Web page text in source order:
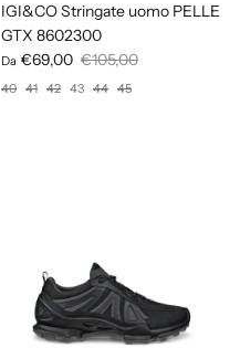
IGI&CO Stringate uomo PELLE
GTX 8602300
Da €69,00 €105,00
40 41 42 43 44 45